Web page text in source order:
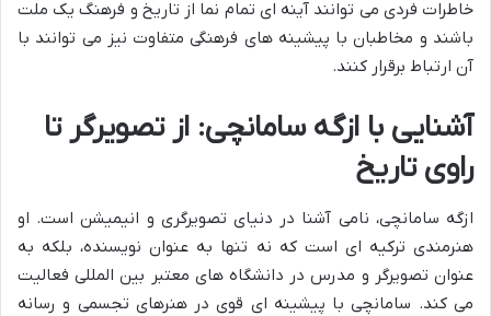
خاطرات فردی می توانند آینه ای تمام نما از تاریخ و فرهنگ یک ملت
باشند و مخاطبان با پیشینه های فرهنگی متفاوت نیز می توانند با
آن ارتباط برقرار کنند.
آشنایی با ازگه سامانچی: از تصویرگر تا
راوی تاریخ
ازگه سامانچی، نامی آشنا در دنیای تصویرگری و انیمیشن است. او
هنرمندی ترکیه ای است که نه تنها به عنوان نویسنده، بلکه به
عنوان تصویرگر و مدرس در دانشگاه های معتبر بین المللی فعالیت
می کند. سامانچی با پیشینه ای قوی در هنرهای تجسمی و رسانه